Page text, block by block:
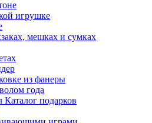
игрушке
мешках и сумках
из фанеры
года
Каталог подарков